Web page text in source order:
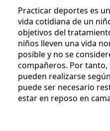
Practicar deportes es
vida cotidiana de un
objetivos del
niños lleven una vida
posible y no se
compañeros. Por tanto,
pueden realizarse
puede ser necesario
estar en reposo en